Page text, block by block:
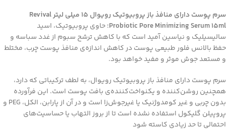
سرم پوست‌ دارای منافذ باز پروبیوتیک رویوال 15 میلی لیتر Revival
Probiotic Pore Minimizing Serum 15ml؛ حاوی‌ پروبیوتیک، اسید
سالیسیلیک و نیاسین آمید است که با کاهش ترشح سبوم از غدد سباسه و
حفظ بالانس فلور طبیعی پوست در کاهش اندازه‌ی منافذ پوست چرب، مختلط
و مستعد جوش موثر و مفید خواهد بود.
سرم پوست‌ دارای منافذ باز پروبیوتیک رویوال، به لطف ترکیباتی که دارد،
همچنین روشن‌کننده‌ و یکنواخت‌کننده‌ی بافت پوست است. این فرآورده
بدون چربی و غیر کومدوژنیک یا غیرجوش‌زا است و در آن از پارابن، الکل، PEG و
پروپیلن گلیکول استفاده نشده است تا از بروز التهاب یا حساسیت‌های
احتمالی تا حد زیادی کاسته شود